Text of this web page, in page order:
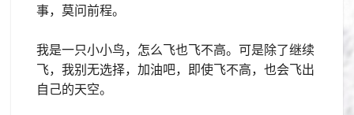
事，莫问前程。
我是一只小小鸟，怎么飞也飞不高。可是除了继续
飞，我别无选择，加油吧，即使飞不高，也会飞出
自己的天空。